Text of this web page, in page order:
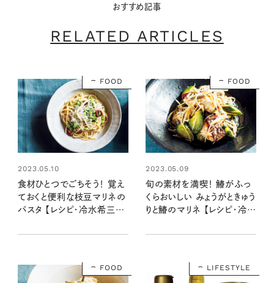
おすすめ記事
RELATED ARTICLES
FOOD
2023.05.10
食材ひとつでごちそう！ 覚え
ておくと便利な枝豆マリネの
パスタ 【レシピ・冷水希三子
FOOD
2023.05.09
旬の素材を満喫！ 鰆がふっ
くらおいしい みょうがときゅう
りと鰆のマリネ 【レシピ・冷水
FOOD LIFESTYLE